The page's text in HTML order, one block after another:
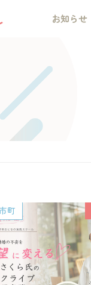
お知らせ
町